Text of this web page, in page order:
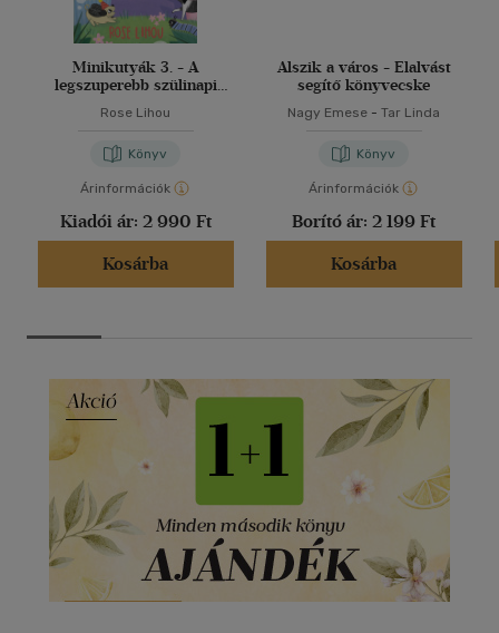
Minikutyák 3. - A
legszuperebb szülinapi
Rose Lihou
Könyv
Árinformációk
Kiadói ár: 2 990 Ft
Kosárba
Alszik a város - Elalvást
segítő könyvecske
Nagy Emese - Tar Linda
Könyv
Árinformációk
Borító ár: 2 199 Ft
Kosárba